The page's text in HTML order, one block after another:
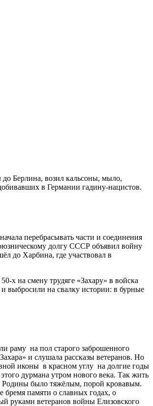
до Берлина, возил кальсоны, мыло,
в Германии гадину-нацистов.
перебрасывать части и соединения
долгу СССР объявил войну
до Харбина, где участвовал в
х на смену трудяге «Захару» в войска
выбросили на свалку истории: в бурные
раму на пол старого заброшенного
и слушала рассказы ветеранов. Но
иконы в красном углу на долгие годы
дурмана утром нового века. Так жить
Родины было тяжёлым, порой кровавым.
бремя памяти о славных годах, о
руками ветеранов войны Елизовского